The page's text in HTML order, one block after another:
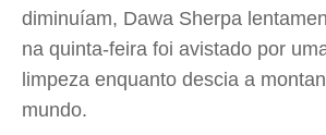
diminuíam, Dawa Sherpa
na quinta-feira foi avistado por
limpeza enquanto descia a
mundo.